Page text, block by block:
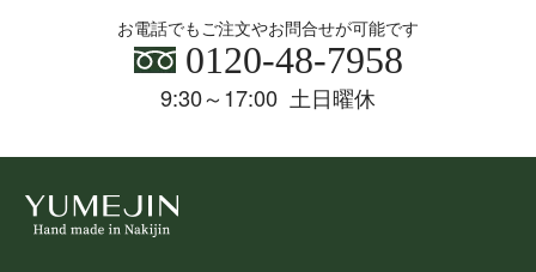
お電話でもご注文やお問合せが可能です
0120-48-7958
9:30～17:00 土日曜休